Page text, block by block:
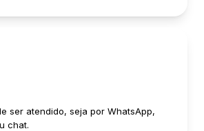
ser atendido, seja por WhatsApp,
chat.